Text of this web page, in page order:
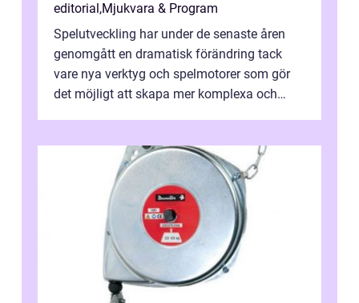
editorial,Mjukvara & Program
Spelutveckling har under de senaste åren
genomgått en dramatisk förändring tack
vare nya verktyg och spelmotorer som gör
det möjligt att skapa mer komplexa och